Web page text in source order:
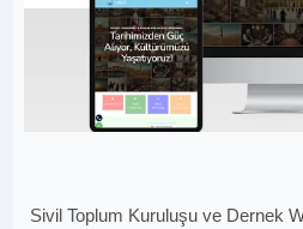
Sivil Toplum Kuruluşu ve Dernek